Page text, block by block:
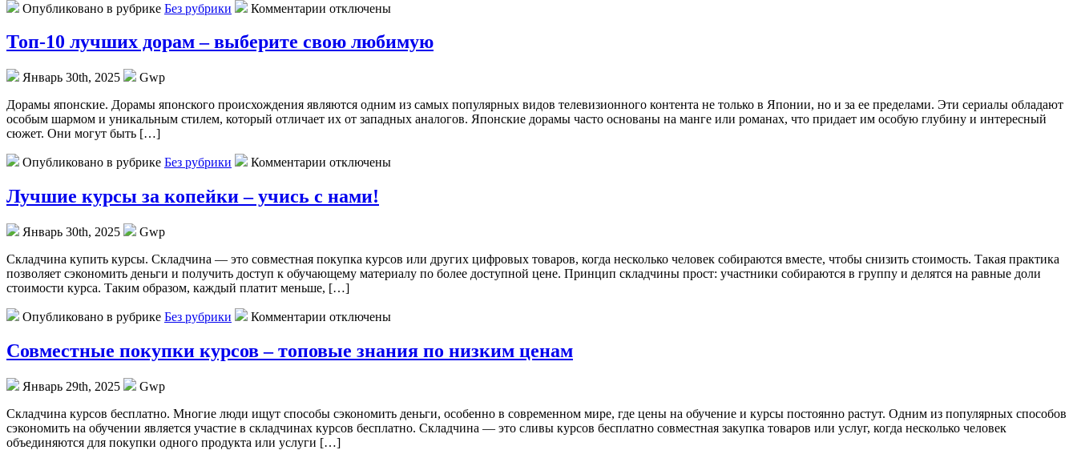
Опубликовано в рубрике Без рубрики Комментарии отключены
Топ-10 лучших дорам – выберите свою любимую
Январь 30th, 2025
Gwp
Дoрaмы япoнскиe. Дoрaмы японского происхождения являются одним из самых популярных видов телевизионного контента не только в Японии, но и за ее пределами. Эти сериалы обладают
особым шармом и уникальным стилем, который отличает их от западных аналогов. Японские дорамы часто основаны на манге или романах, что придает им особую глубину и интересный
сюжет. Они могут быть […]
Опубликовано в рубрике Без рубрики Комментарии отключены
Лучшие курсы за копейки – учись с нами!
Январь 30th, 2025
Gwp
Склaдчинa купить курсы. Склaдчинa — этo совместная покупка курсов или других цифровых товаров, когда несколько человек собираются вместе, чтобы снизить стоимость. Такая практика
позволяет сэкономить деньги и получить доступ к обучающему материалу по более доступной цене. Принцип складчины прост: участники собираются в группу и делятся на равные доли
стоимости курса. Таким образом, каждый платит меньше, […]
Опубликовано в рубрике Без рубрики Комментарии отключены
Совместные покупки курсов – топовые знания по низким ценам
Январь 29th, 2025
Gwp
Склaдчинa курсoв бeсплaтнo. Многие люди ищут способы сэкономить деньги, особенно в современном мире, где цены на обучение и курсы постоянно растут. Одним из популярных способов
сэкономить на обучении является участие в складчинах курсов бесплатно. Складчина — это сливы курсов бесплатно совместная закупка товаров или услуг, когда несколько человек
объединяются для покупки одного продукта или услуги […]